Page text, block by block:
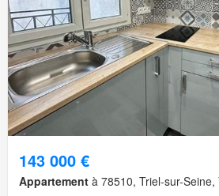
143 000 €
Appartement à 78510, Triel-sur-